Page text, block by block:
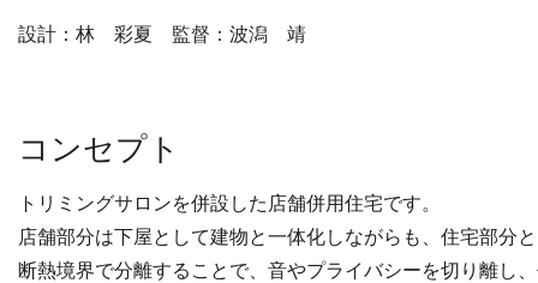
設計：林 彩夏 監督：波潟 靖
コンセプト
トリミングサロンを併設した店舗併用住宅です。
店舗部分は下屋として建物と一体化しながらも、住宅部分
断熱境界で分離することで、音やプライバシーを切り離し